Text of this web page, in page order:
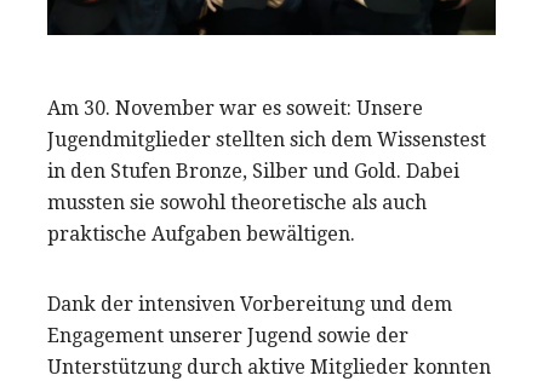
Am 30. November war es soweit: Unsere
Jugendmitglieder stellten sich dem Wissenstest
in den Stufen Bronze, Silber und Gold. Dabei
mussten sie sowohl theoretische als auch
praktische Aufgaben bewältigen.
Dank der intensiven Vorbereitung und dem
Engagement unserer Jugend sowie der
Unterstützung durch aktive Mitglieder konnten